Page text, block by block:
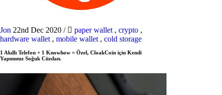
Jon 22nd Dec 2020 / paper wallet , crypto ,
hardware wallet , mobile wallet , cold storage
1 Akıllı Telefon + 1 Knowhow = Özel, CloakCoin için Kendi
Yapımınız Soğuk Cüzdan.